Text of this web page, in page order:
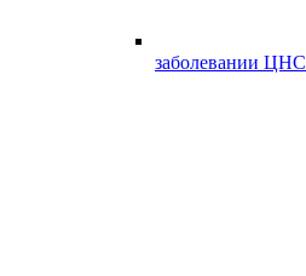
заболевании ЦНС